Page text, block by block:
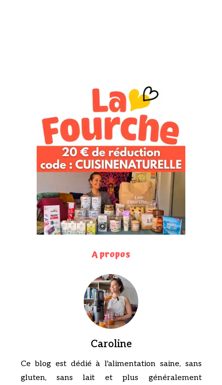
A propos
Caroline
Ce blog est dédié à l'alimentation saine, sans
gluten, sans lait et plus généralement